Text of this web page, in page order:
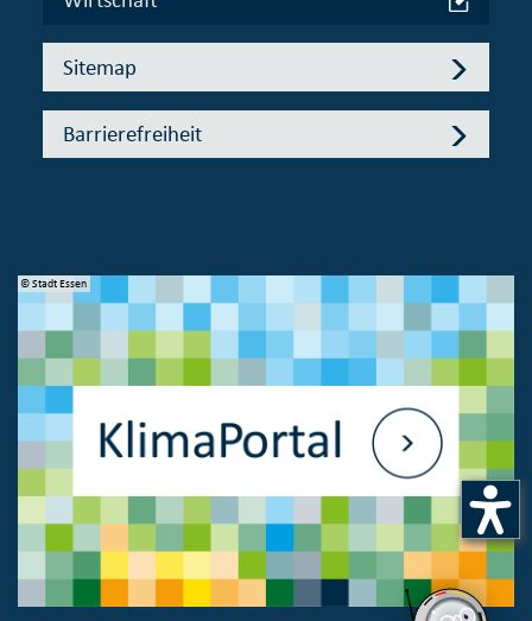
Sitemap
Barrierefreiheit
© Stadt Essen